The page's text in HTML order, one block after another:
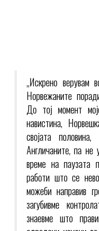
„Искрено верувам
Норвежаните
До тој момент
навистина,
својата
Англичаните, па не
време на паузата
работи што се
можеби направив
загубивме
знаевме што